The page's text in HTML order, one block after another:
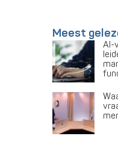
Meest
AI-